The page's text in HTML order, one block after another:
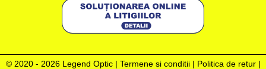
© 2020 - 2026 Legend Optic | Termene si conditii| Politica de retur|